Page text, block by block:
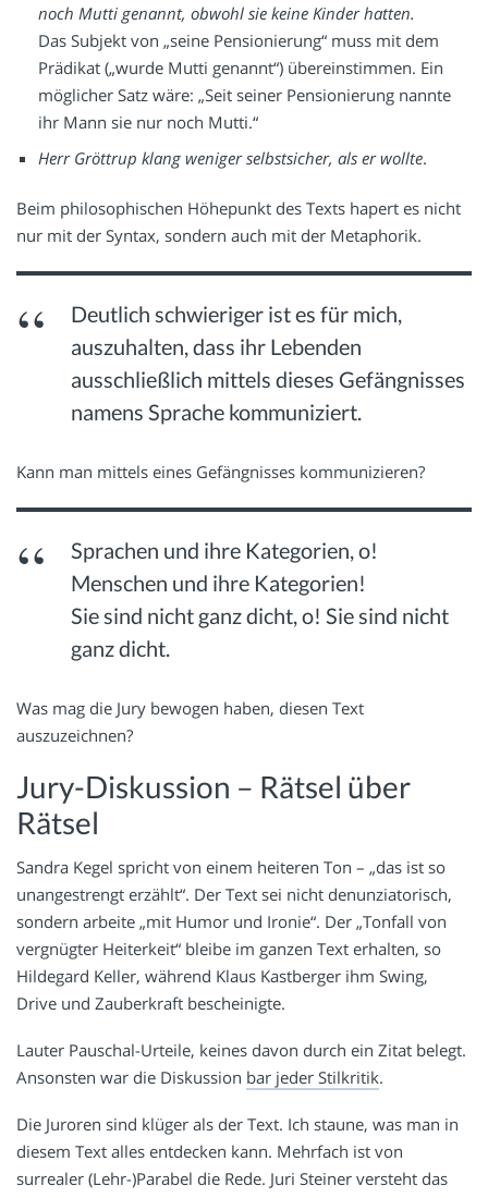
noch Mutti genannt, obwohl sie keine Kinder hatten.
Das Subjekt von „seine Pensionierung“ muss mit dem
Prädikat („wurde Mutti genannt“) übereinstimmen. Ein
möglicher Satz wäre: „Seit seiner Pensionierung nannte
ihr Mann sie nur noch Mutti.“
Herr Gröttrup klang weniger selbstsicher, als er wollte.
Beim philosophischen Höhepunkt des Texts hapert es nicht
nur mit der Syntax, sondern auch mit der Metaphorik.
Deutlich schwieriger ist es für mich,
auszuhalten, dass ihr Lebenden
ausschließlich mittels dieses Gefängnisses
namens Sprache kommuniziert.
Kann man mittels eines Gefängnisses kommunizieren?
Sprachen und ihre Kategorien, o!
Menschen und ihre Kategorien!
Sie sind nicht ganz dicht, o! Sie sind nicht
ganz dicht.
Was mag die Jury bewogen haben, diesen Text
auszuzeichnen?
Jury-Diskussion – Rätsel über
Rätsel
Sandra Kegel spricht von einem heiteren Ton – „das ist so
unangestrengt erzählt“. Der Text sei nicht denunziatorisch,
sondern arbeite „mit Humor und Ironie“. Der „Tonfall von
vergnügter Heiterkeit“ bleibe im ganzen Text erhalten, so
Hildegard Keller, während Klaus Kastberger ihm Swing,
Drive und Zauberkraft bescheinigte.
Lauter Pauschal-Urteile, keines davon durch ein Zitat belegt.
Ansonsten war die Diskussion bar jeder Stilkritik.
Die Juroren sind klüger als der Text. Ich staune, was man in
diesem Text alles entdecken kann. Mehrfach ist von
surrealer (Lehr-)Parabel die Rede. Juri Steiner versteht das